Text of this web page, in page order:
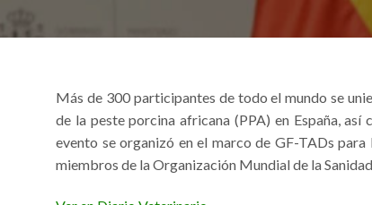
Más de 300 participantes de todo el mundo se
de la peste porcina africana (PPA) en España,
evento se organizó en el marco de GF-TADs
miembros de la Organización Mundial de la